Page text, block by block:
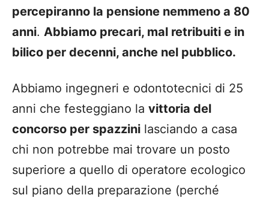
percepiranno la pensione nemmeno a 80
anni. Abbiamo precari, mal retribuiti e in
bilico per decenni, anche nel pubblico.
Abbiamo ingegneri e odontotecnici di 25
anni che festeggiano la vittoria del
concorso per spazzini lasciando a casa
chi non potrebbe mai trovare un posto
superiore a quello di operatore ecologico
sul piano della preparazione (perché